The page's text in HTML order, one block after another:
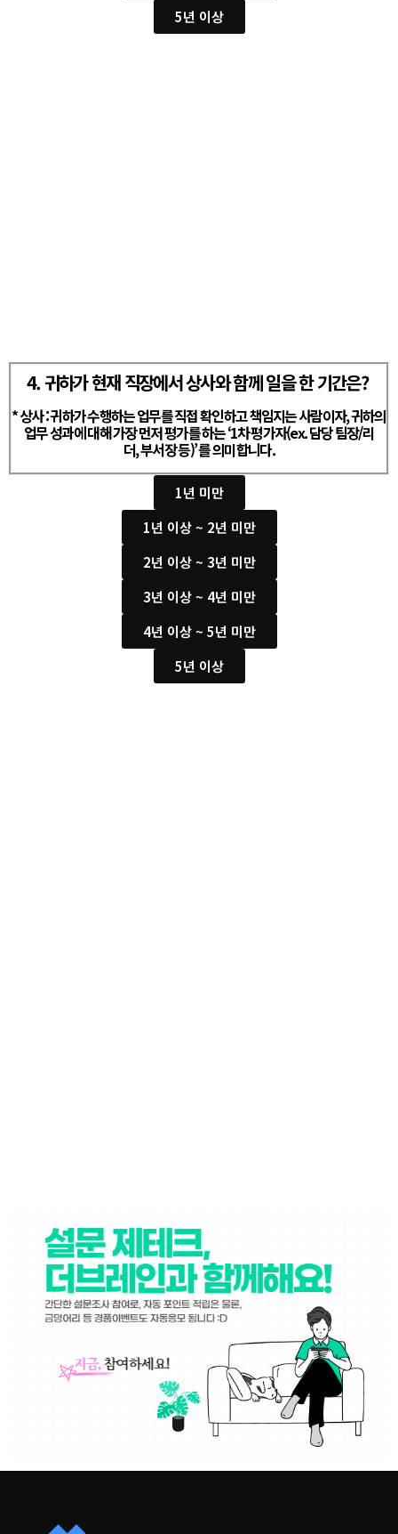
5년 이상
4. 귀하가 현재 직장에서 상사와 함께 일을 한 기간은?
* 상사 : 귀하가 수행하는 업무를 직접 확인하고 책임지는 사람이자, 귀하의
업무 성과에 대해 가장 먼저 평가를 하는 ‘1차 평가자(ex. 담당 팀장/리
더, 부서장 등)’ 를 의미합니다.
1년 미만
1년 이상 ~ 2년 미만
2년 이상 ~ 3년 미만
3년 이상 ~ 4년 미만
4년 이상 ~ 5년 미만
5년 이상